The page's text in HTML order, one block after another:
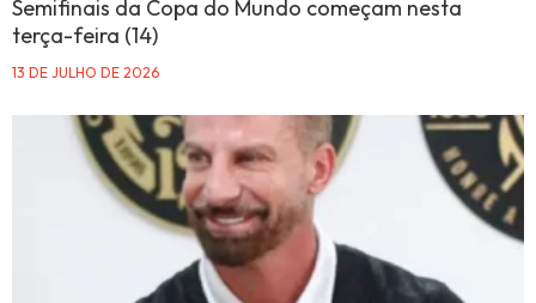
Semifinais da Copa do Mundo começam nesta
terça-feira (14)
13 DE JULHO DE 2026